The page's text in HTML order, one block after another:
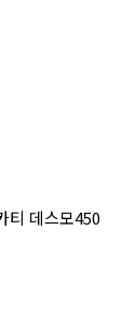
티 데스모450